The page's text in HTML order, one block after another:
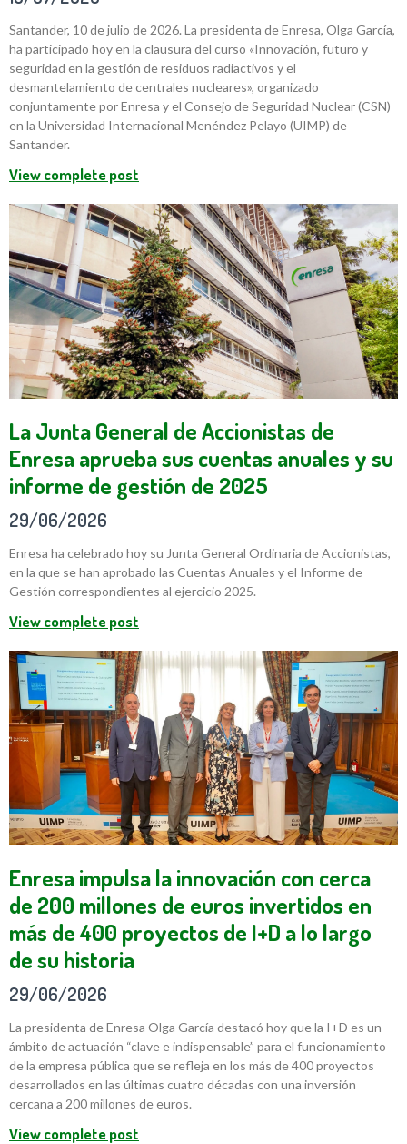
Santander, 10 de julio de 2026. La presidenta de Enresa, Olga García,
ha participado hoy en la clausura del curso «Innovación, futuro y
seguridad en la gestión de residuos radiactivos y el
desmantelamiento de centrales nucleares», organizado
conjuntamente por Enresa y el Consejo de Seguridad Nuclear (CSN)
en la Universidad Internacional Menéndez Pelayo (UIMP) de
Santander.
View complete post
La Junta General de Accionistas de
Enresa aprueba sus cuentas anuales y su
informe de gestión de 2025
29/06/2026
Enresa ha celebrado hoy su Junta General Ordinaria de Accionistas,
en la que se han aprobado las Cuentas Anuales y el Informe de
Gestión correspondientes al ejercicio 2025.
View complete post
Enresa impulsa la innovación con cerca
de 200 millones de euros invertidos en
más de 400 proyectos de I+D a lo largo
de su historia
29/06/2026
La presidenta de Enresa Olga García destacó hoy que la I+D es un
ámbito de actuación “clave e indispensable” para el funcionamiento
de la empresa pública que se refleja en los más de 400 proyectos
desarrollados en las últimas cuatro décadas con una inversión
cercana a 200 millones de euros.
View complete post